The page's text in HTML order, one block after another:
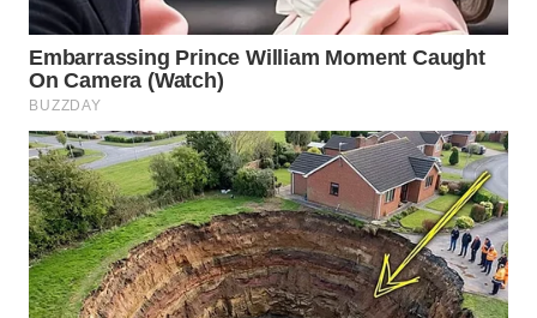
WN
NATUNA
WN
BINTAN
WN
MANDALIKA
WN
LIKUPANG